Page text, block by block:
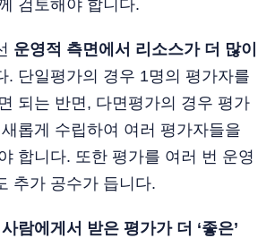
검토해야 합니다.
운영적 측면에서 리소스가 더 많이
. 단일평가의 경우 1명의 평가자를
되는 반면, 다면평가의 경우 평가
롭게 수립하여 여러 평가자들을
합니다. 또한 평가를 여러 번 운영
추가 공수가 듭니다.
람에게서 받은 평가가 더 ‘좋은’